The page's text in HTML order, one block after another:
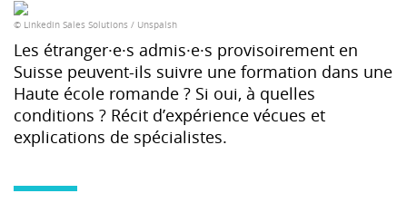
© Linkedin Sales Solutions / Unspalsh
Les étranger·e·s admis·e·s provisoirement en
Suisse peuvent-ils suivre une formation dans une
Haute école romande ? Si oui, à quelles
conditions ? Récit d’expérience vécues et
explications de spécialistes.